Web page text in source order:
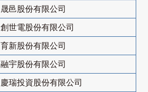
晟邑股份有限公司
創世電股份有限公司
育新股份有限公司
融宇股份有限公司
慶瑞投資股份有限公司